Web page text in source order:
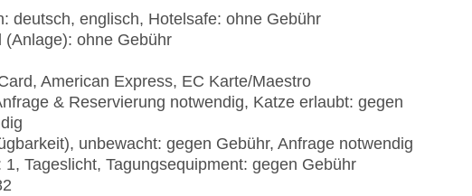
deutsch, englisch, Hotelsafe: ohne Gebühr
ohne Gebühr
American Express, EC Karte/Maestro
& Reservierung notwendig, Katze erlaubt: gegen
unbewacht: gegen Gebühr, Anfrage notwendig
Tageslicht, Tagungsequipment: gegen Gebühr